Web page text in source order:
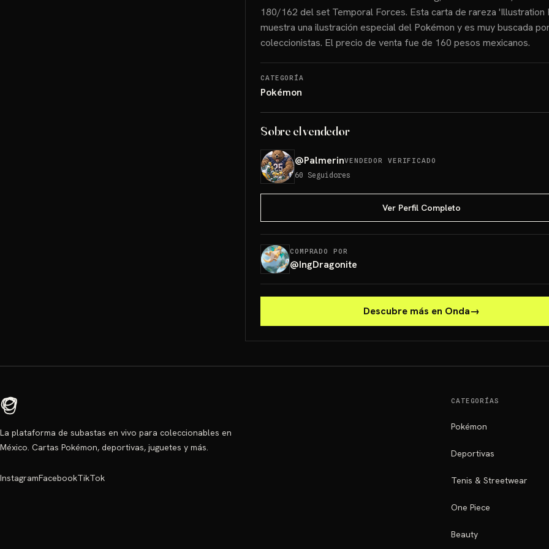
180/162 del set Temporal Forces. Esta carta de rareza 'Illustration
muestra una ilustración especial del Pokémon y es muy buscada
coleccionistas. El precio de venta fue de 160 pesos mexicanos.
CATEGORÍA
Pokémon
Sobre el vendedor
@PalmerinVENDEDOR VERIFICADO
60 Seguidores
Ver Perfil Completo
COMPRADO POR
@IngDragonite
Descubre más en Onda→
La plataforma de subastas en vivo para coleccionables en
México. Cartas Pokémon, deportivas, juguetes y más.
InstagramFacebookTikTok
CATEGORÍAS
Pokémon
Deportivas
Tenis & Streetwear
One Piece
Beauty